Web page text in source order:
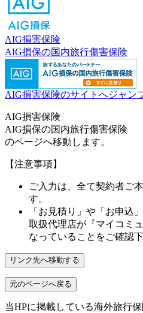
AIG損害保険
AIG損保の国内旅行傷害保険
AIG損害保険のサイトへジャン
AIG損害保険
AIG損保の国内旅行傷害保険
のページへ移動します。
【注意事項】
ご入力は、全て契約者ご
す。
「お見積り」や「お申込
取扱代理店が 『マイコミ
なっていることをご確認下
リンク先へ移動する
元のページへ戻る
当HPに掲載している海外旅行